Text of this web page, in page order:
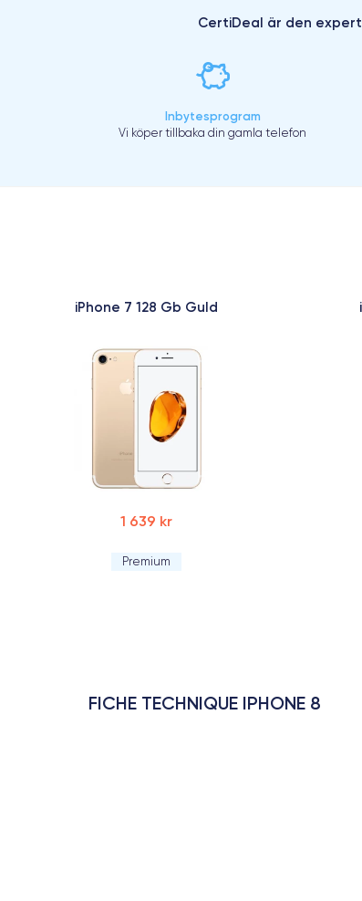
CertiDeal är den
Inbytesprogram
Vi köper tillbaka din gamla telefon
iPhone 7 128 Gb Guld
1 639 kr
Premium
FICHE TECHNIQUE IPHONE 8